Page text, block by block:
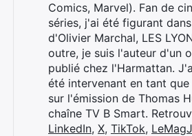
Comics, Marvel). Fan de
séries, j'ai été figurant
d'Olivier Marchal, LES
outre, je suis l'auteur d'un
publié chez l'Harmattan.
été intervenant en tant
sur l'émission de Thomas
chaîne TV B Smart.
LinkedIn, X, TikTok,